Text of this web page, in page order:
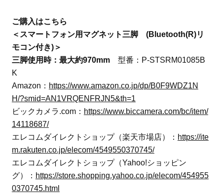
ご購入はこちら
＜スマートフォン用マグネット三脚 (Bluetooth(R)リ
モコン付き)＞
三脚使用時：最大約970mm 型番：P-STSRM01085B
K
Amazon： https://www.amazon.co.jp/dp/B0F9WDZ1N
H/?smid=AN1VRQENFRJN5&th=1
ビックカメラ.com： https://www.biccamera.com/bc/item/
14118687/
エレコムダイレクトショップ（楽天市場店）： https://ite
m.rakuten.co.jp/elecom/4549550370745/
エレコムダイレクトショップ（Yahoo!ショッピン
グ）： https://store.shopping.yahoo.co.jp/elecom/454955
0370745.html